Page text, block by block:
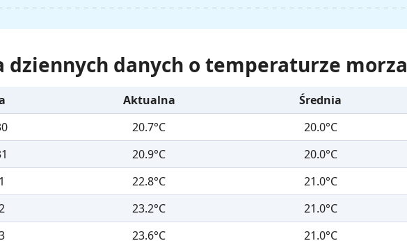
dziennych danych o temperaturze morza
Aktualna Średnia
20.7°C
20.0°C
20.9°C
20.0°C
22.8°C
21.0°C
23.2°C
21.0°C
23.6°C
21.0°C